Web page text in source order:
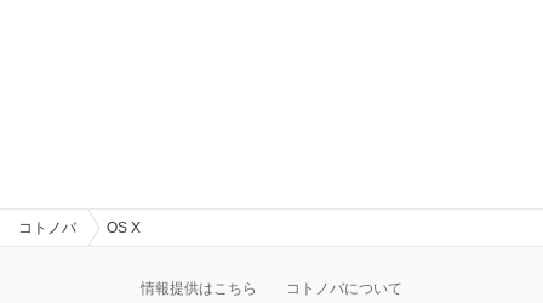
コトノバ OS X
情報提供はこちら コトノバについて